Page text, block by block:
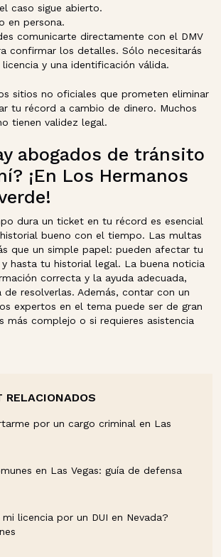
caso sigue abierto.
en persona.
comunicarte directamente con el DMV
confirmar los detalles. Sólo necesitarás
y una identificación válida.
sitios no oficiales que prometen eliminar
tu récord a cambio de dinero. Muchos
tienen validez legal.
abogados de tránsito
¡En Los Hermanos
dura un ticket en tu récord es esencial
bueno con el tiempo. Las multas
que un simple papel: pueden afectar tu
hasta tu historial legal. La buena noticia
correcta y la ayuda adecuada,
de resolverlas. Además, contar con un
expertos en el tema puede ser de gran
más complejo o si requieres asistencia
RELACIONADOS
por un cargo criminal en Las
en Las Vegas: guía de defensa
licencia por un DUI en Nevada?